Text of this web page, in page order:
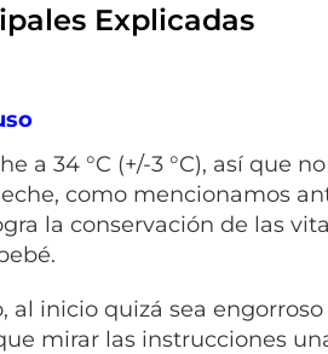
Explicadas
a 34 °C (+/-3 °C), así que
como mencionamos
la conservación de las
al inicio quizá sea
mirar las instrucciones